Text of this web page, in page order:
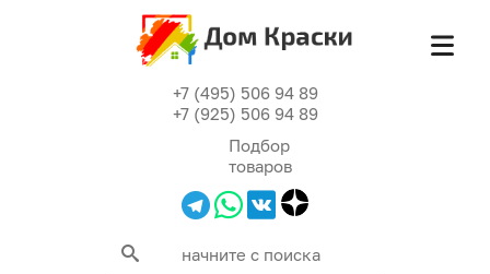
+7 (495) 506 94 89
+7 (925) 506 94 89
Подбор
товаров